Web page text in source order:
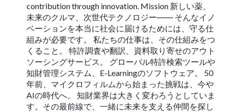
contribution through innovation. Mission 新しい薬、
未来のクルマ、次世代テクノロジー―― そんなイノ
ベーションを本当に社会に届けるためには、守る仕
組みが必要です。 私たちの仕事は、その仕組みをつ
くること。 特許調査や翻訳、資料取り寄せのアウト
ソーシングサービス。 グローバル特許検索ツールや
知財管理システム、E-Learningのソフトウェア。 50
年前、マイクロフィルムから始まった挑戦は、今や
AIの時代へ。 知財業界は大きく変わろうとしていま
す。その最前線で、一緒に未来を支える仲間を探し